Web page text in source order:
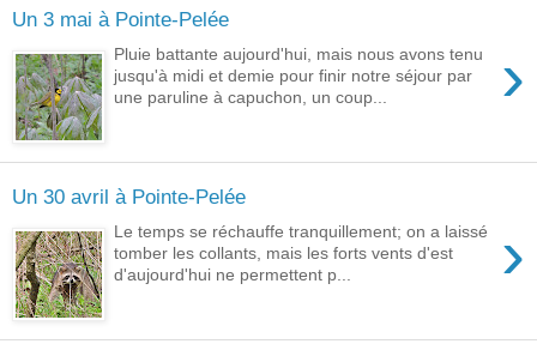
Un 3 mai à Pointe-Pelée
›
Pluie battante aujourd'hui, mais nous avons tenu
jusqu'à midi et demie pour finir notre séjour par
une paruline à capuchon, un coup...
Un 30 avril à Pointe-Pelée
›
Le temps se réchauffe tranquillement; on a laissé
tomber les collants, mais les forts vents d'est
d'aujourd'hui ne permettent p...